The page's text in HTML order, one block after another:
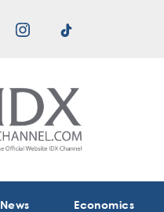
News Economics